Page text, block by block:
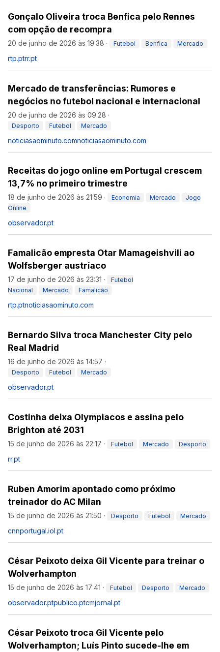
Gonçalo Oliveira troca Benfica pelo Rennes
com opção de recompra
20 de junho de 2026 às 19:38 · Futebol Benfica Mercado
rtp.ptrr.pt
Mercado de transferências: Rumores e
negócios no futebol nacional e internacional
20 de junho de 2026 às 09:28 ·
Desporto Futebol Mercado
noticiasaominuto.comnoticiasaominuto.com
Receitas do jogo online em Portugal crescem
13,7% no primeiro trimestre
18 de junho de 2026 às 21:59 · Economia Mercado
Jogo
Online
observador.pt
Famalicão empresta Otar Mamageishvili ao
Wolfsberger austríaco
17 de junho de 2026 às 23:31 ·
Futebol
Nacional
Mercado Famalicão
rtp.ptnoticiasaominuto.com
Bernardo Silva troca Manchester City pelo
Real Madrid
16 de junho de 2026 às 14:57 ·
Desporto Futebol Mercado
observador.pt
Costinha deixa Olympiacos e assina pelo
Brighton até 2031
15 de junho de 2026 às 22:17 · Futebol Mercado Desporto
rr.pt
Ruben Amorim apontado como próximo
treinador do AC Milan
15 de junho de 2026 às 21:50 · Desporto Futebol Mercado
cnnportugal.iol.pt
César Peixoto deixa Gil Vicente para treinar o
Wolverhampton
15 de junho de 2026 às 17:41 · Futebol Desporto Mercado
observador.ptpublico.ptcmjornal.pt
César Peixoto troca Gil Vicente pelo
Wolverhampton; Luís Pinto sucede-lhe em